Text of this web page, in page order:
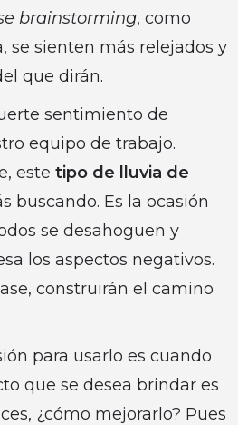
brainstorming, como
se sienten más relejados y
que dirán.
sentimiento de
equipo de trabajo.
este tipo de lluvia de
buscando. Es la ocasión
se desahoguen y
los aspectos negativos.
construirán el camino
para usarlo es cuando
que se desea brindar es
¿cómo mejorarlo? Pues